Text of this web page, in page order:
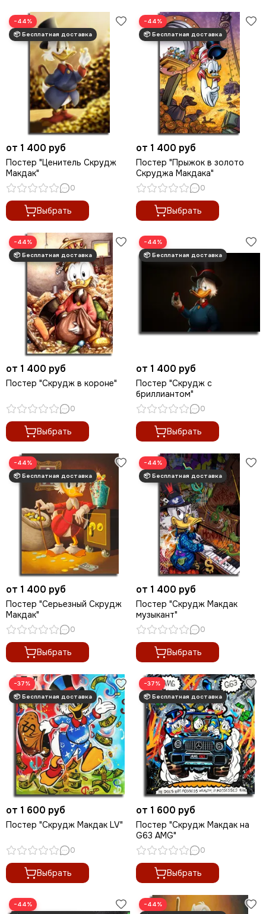
−44%
от 1 400 руб
Постер "Ценитель Скрудж
Макдак"
0
Выбрать
−44%
от 1 400 руб
Постер "Прыжок в золото
Скруджа Макдака"
0
Выбрать
−44%
от 1 400 руб
Постер "Скрудж в короне"
0
Выбрать
−44%
от 1 400 руб
Постер "Скрудж с
бриллиантом"
0
Выбрать
−44%
от 1 400 руб
Постер "Серьезный Скрудж
Макдак"
0
Выбрать
−44%
от 1 400 руб
Постер "Скрудж Макдак
музыкант"
0
Выбрать
−37%
от 1 600 руб
Постер "Скрудж Макдак LV"
0
Выбрать
−37%
от 1 600 руб
Постер "Скрудж Макдак на
G63 AMG"
0
Выбрать
−44% −44%